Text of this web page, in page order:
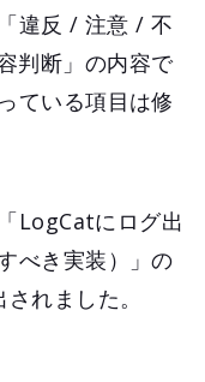
違反 / 注意 / 不
判断」の内容で
ている項目は修
LogCatにログ出
べき実装）」の
れました。